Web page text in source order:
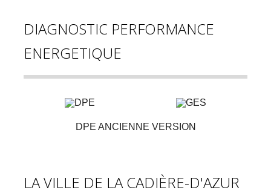
DIAGNOSTIC PERFORMANCE
ENERGETIQUE
DPE ANCIENNE VERSION
LA VILLE DE LA CADIÈRE-D'AZUR